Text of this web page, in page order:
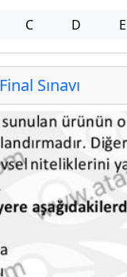
C D E
Sınavı